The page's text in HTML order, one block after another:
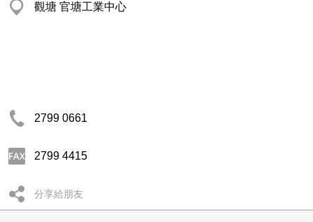
觀塘 官塘工業中心
2799 0661
2799 4415
分享給朋友